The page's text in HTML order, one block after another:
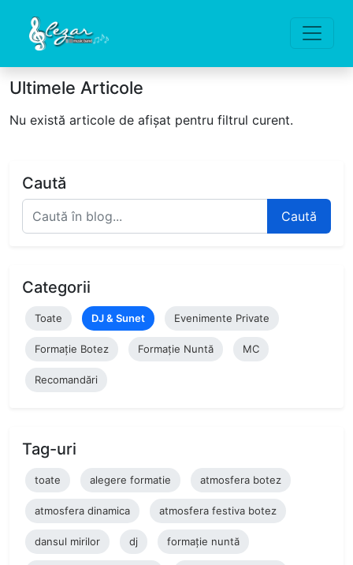
Ultimele Articole
Nu există articole de afișat pentru filtrul curent.
Caută
Caută
Categorii
Toate DJ & Sunet Evenimente Private
Formație Botez Formație Nuntă MC
Recomandări
Tag-uri
toate alegere formatie atmosfera botez
atmosfera dinamica atmosfera festiva botez
dansul mirilor dj formație nuntă